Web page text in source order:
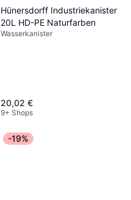
Hünersdorff Industriekanister
20L HD-PE Naturfarben
Wasserkanister
20,02 €
9+ Shops
-19%